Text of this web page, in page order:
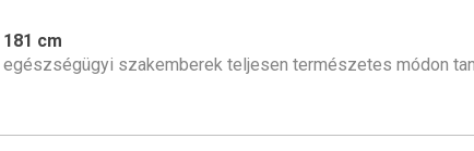
cm
szakemberek teljesen természetes módon